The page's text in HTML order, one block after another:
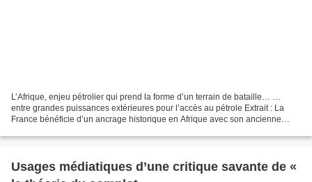
L’Afrique, enjeu pétrolier qui prend la forme d’un terrain de bataille… …
entre grandes puissances extérieures pour l’accès au pétrole Extrait : La
France bénéficie d’un ancrage historique en Afrique avec son ancienne
Usages médiatiques d’une critique savante de «